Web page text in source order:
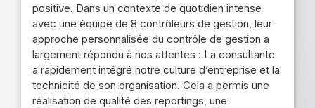
positive. Dans un contexte de quotidien intense
avec une équipe de 8 contrôleurs de gestion, leur
approche personnalisée du contrôle de gestion a
largement répondu à nos attentes : La consultante
a rapidement intégré notre culture d’entreprise et la
technicité de son organisation. Cela a permis une
réalisation de qualité des reportings, une